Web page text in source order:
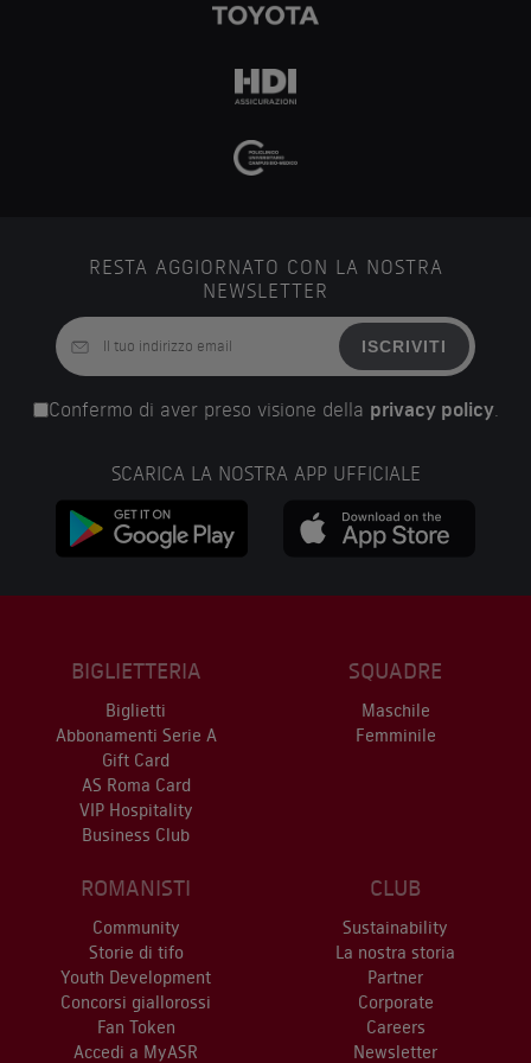
RESTA AGGIORNATO CON LA NOSTRA
NEWSLETTER
ISCRIVITI
Confermo di aver preso visione della privacy policy.
SCARICA LA NOSTRA APP UFFICIALE
BIGLIETTERIA
Biglietti
Abbonamenti Serie A
Gift Card
AS Roma Card
VIP Hospitality
Business Club
SQUADRE
Maschile
Femminile
ROMANISTI
Community
Storie di tifo
Youth Development
Concorsi giallorossi
Fan Token
Accedi a MyASR
CLUB
Sustainability
La nostra storia
Partner
Corporate
Careers
Newsletter